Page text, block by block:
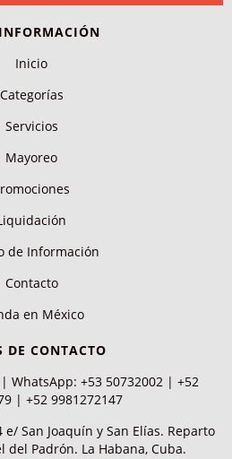
Inicio
Categorías
Servicios
Mayoreo
de Información
Contacto
en México
DE CONTACTO
WhatsApp: +53 50732002 | +52
| +52 9981272147
San Joaquín y San Elías. Reparto
del Padrón. La Habana, Cuba.